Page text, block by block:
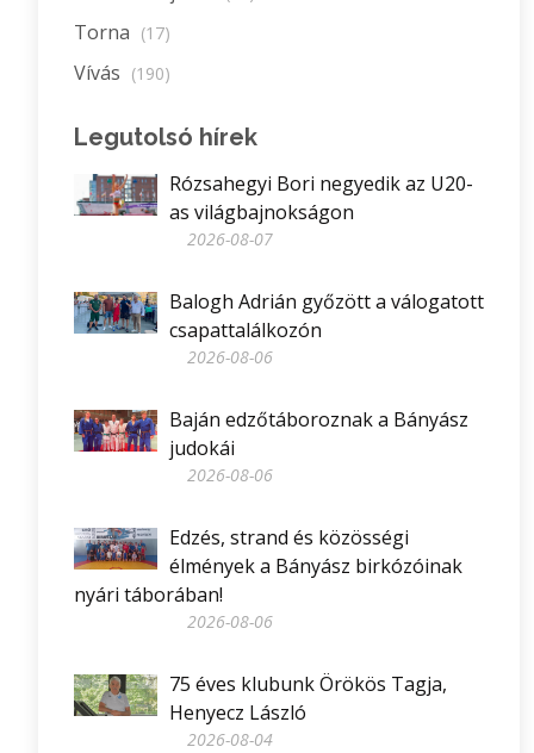
Torna (17)
Vívás (190)
Legutolsó hírek
Rózsahegyi Bori negyedik az U20-
as világbajnokságon
2026-08-07
Balogh Adrián győzött a válogatott
csapattalálkozón
2026-08-06
Baján edzőtáboroznak a Bányász
judokái
2026-08-06
Edzés, strand és közösségi
élmények a Bányász birkózóinak
nyári táborában!
2026-08-06
75 éves klubunk Örökös Tagja,
Henyecz László
2026-08-04